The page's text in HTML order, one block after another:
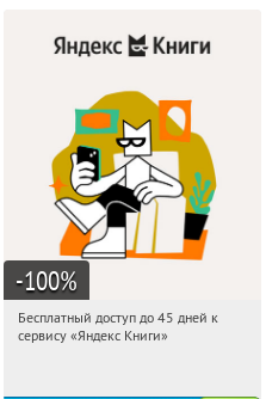
-100%
21:31:51
Получи первым!
Бесплатный доступ до 45 дней к
сервису «Яндекс Книги»